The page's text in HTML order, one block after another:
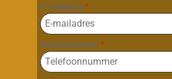
E-mailadres *
Telefoonnummer *